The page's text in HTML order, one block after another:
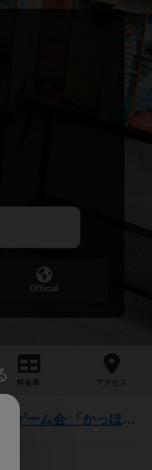
Official
料金 アクセス
る会：かっほと秘密の夏祭り」